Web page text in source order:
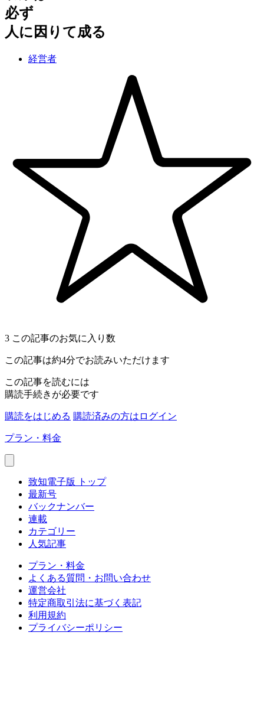
必ず
人に因りて成る
経営者
3 この記事のお気に入り数
この記事は約4分でお読みいただけます
この記事を読むには
購読手続きが必要です
購読をはじめる 購読済みの方はログイン
プラン・料金
致知電子版 トップ
最新号
バックナンバー
連載
カテゴリー
人気記事
プラン・料金
よくある質問・お問い合わせ
運営会社
特定商取引法に基づく表記
利用規約
プライバシーポリシー